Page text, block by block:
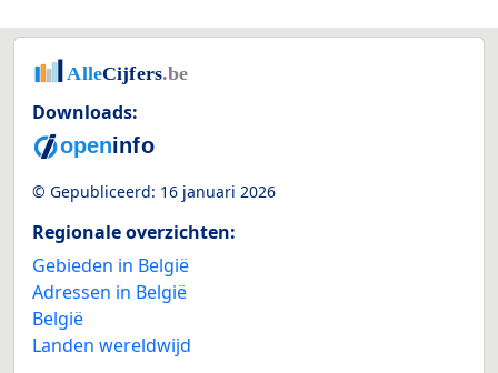
Downloads:
© Gepubliceerd: 16 januari 2026
Regionale overzichten:
Gebieden in België
Adressen in België
België
Landen wereldwijd